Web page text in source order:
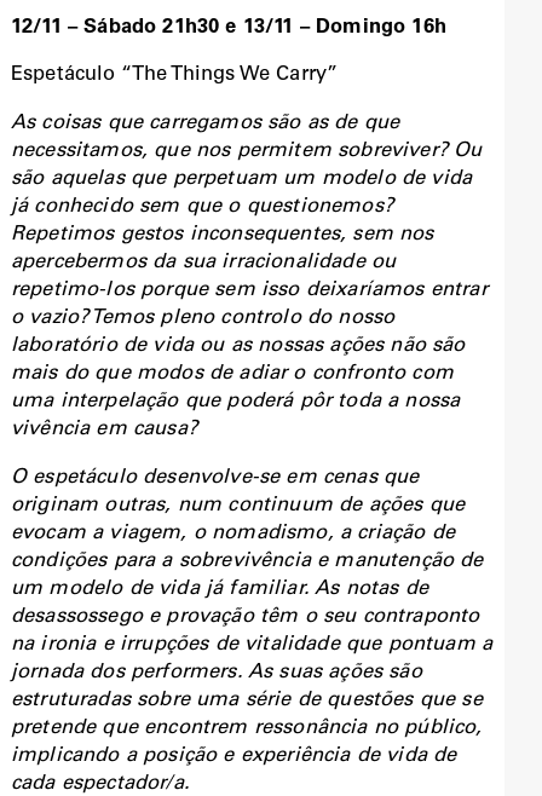
12/11 – Sábado 21h30 e 13/11 – Domingo 16h
Espetáculo “The Things We Carry”
As coisas que carregamos são as de que
necessitamos, que nos permitem sobreviver? Ou
são aquelas que perpetuam um modelo de vida
já conhecido sem que o questionemos?
Repetimos gestos inconsequentes, sem nos
apercebermos da sua irracionalidade ou
repetimo-los porque sem isso deixaríamos entrar
o vazio? Temos pleno controlo do nosso
laboratório de vida ou as nossas ações não são
mais do que modos de adiar o confronto com
uma interpelação que poderá pôr toda a nossa
vivência em causa?
O espetáculo desenvolve-se em cenas que
originam outras, num continuum de ações que
evocam a viagem, o nomadismo, a criação de
condições para a sobrevivência e manutenção de
um modelo de vida já familiar. As notas de
desassossego e provação têm o seu contraponto
na ironia e irrupções de vitalidade que pontuam a
jornada dos performers. As suas ações são
estruturadas sobre uma série de questões que se
pretende que encontrem ressonância no público,
implicando a posição e experiência de vida de
cada espectador/a.